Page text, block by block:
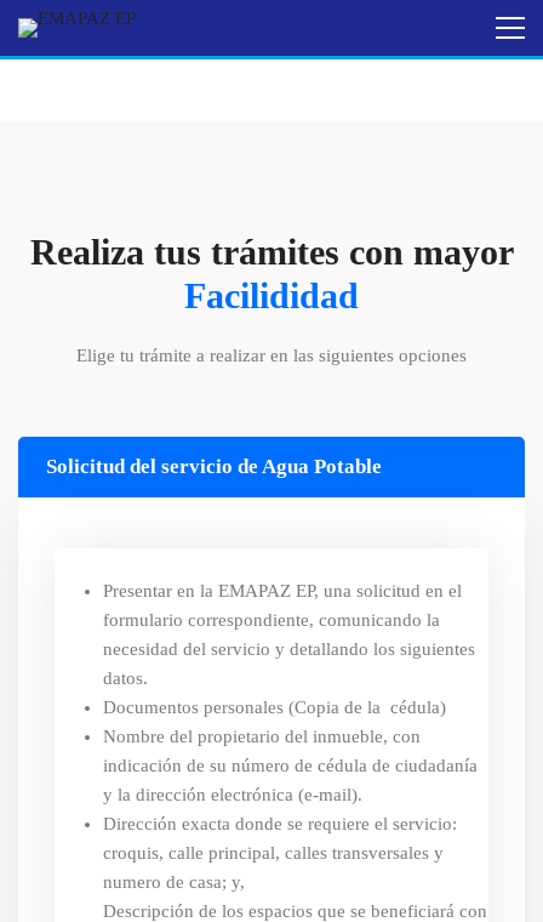
Realiza tus trámites con mayor
Facilididad
Elige tu trámite a realizar en las siguientes opciones
Solicitud del servicio de Agua Potable
Presentar en la EMAPAZ EP, una solicitud en el
formulario correspondiente, comunicando la
necesidad del servicio y detallando los siguientes
datos.
Documentos personales (Copia de la cédula)
Nombre del propietario del inmueble, con
indicación de su número de cédula de ciudadanía
y la dirección electrónica (e-mail).
Dirección exacta donde se requiere el servicio:
croquis, calle principal, calles transversales y
numero de casa; y,
Descripción de los espacios que se beneficiará con